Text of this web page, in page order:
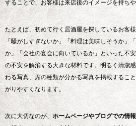
することで、お客様は来店後のイメージを持ち
たとえば、初めて行く居酒屋を探しているお客
「騒がしすぎないか」「料理は美味しそうか」
か」「会社の宴会に向いているか」といった不
の不安を解消する大きな材料です。明るく清潔
わる写真、席の種類が分かる写真を掲載するこ
がりやすくなります。
次に大切なのが、 ホームページやブログでの情